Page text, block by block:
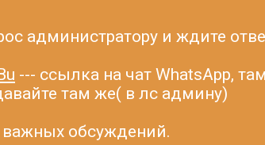
администратору и ждите
--- ссылка на чат WhatsApp,
там же( в лс админу)
обсуждений.